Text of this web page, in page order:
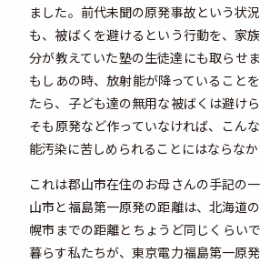
ました。前代未聞の原発事故という状
も、被ばくを避けるという行動を、家
分が教えていた塾の生徒達にも取らせま
もしあの時、放射能が降っていること
たら、子ども達の無用な被ばくは避け
そも原発など作っていなければ、こん
能汚染に苦しめられることにはならなか
これは郡山市在住のお母さんの手記の
山市と福島第一原発の距離は、北海道
幌市までの距離とちょうど同じくらい
暮らす私たちが、東京電力福島第一原